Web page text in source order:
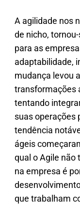
A agilidade nos
de nicho,
para as
adaptabilidade,
mudança levou
transformações
tentando
suas operações
tendência
ágeis
qual o Agile não
na empresa é
que trabalham